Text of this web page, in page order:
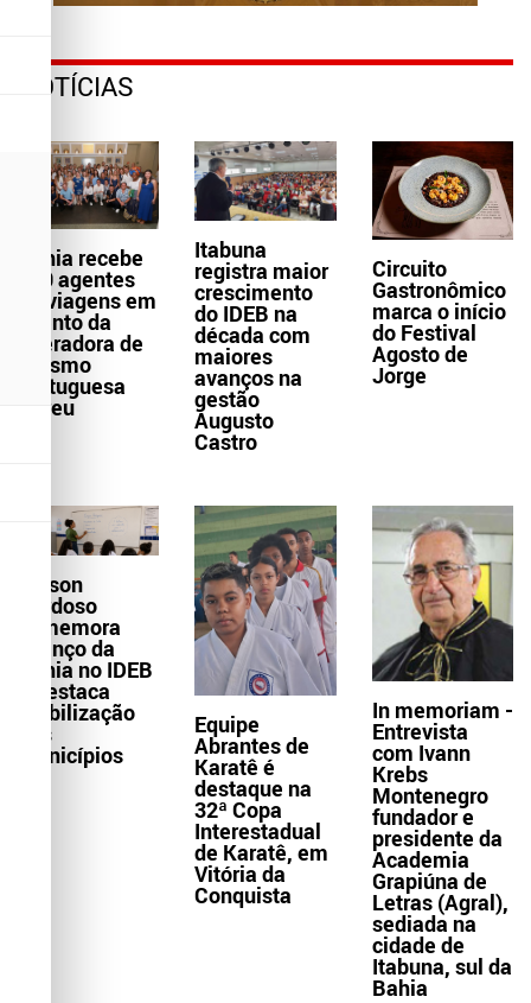
NOTÍCIAS
Bahia recebe
300 agentes
de viagens em
evento da
operadora de
turismo
portuguesa
Abreu
Itabuna
registra maior
crescimento
do IDEB na
década com
maiores
avanços na
gestão
Augusto
Castro
Circuito
Gastronômico
marca o início
do Festival
Agosto de
Jorge
Wilson
Cardoso
comemora
avanço da
Bahia no IDEB
e destaca
mobilização
dos
municípios
Equipe
Abrantes de
Karatê é
destaque na
32ª Copa
Interestadual
de Karatê, em
Vitória da
Conquista
In memoriam -
Entrevista
com Ivann
Krebs
Montenegro
fundador e
presidente da
Academia
Grapiúna de
Letras (Agral),
sediada na
cidade de
Itabuna, sul da
Bahia